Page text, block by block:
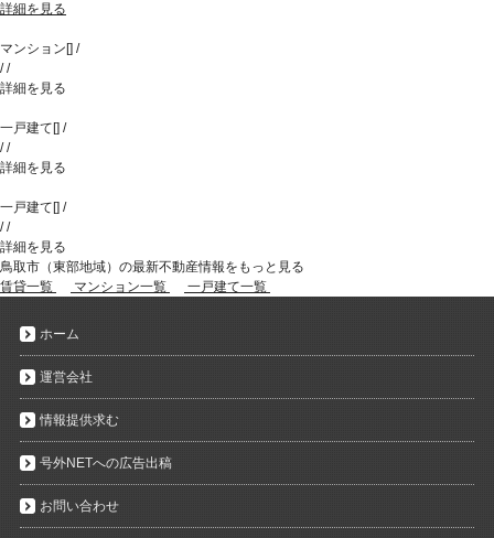
詳細を見る
マンション [] /
//
詳細を見る
一戸建て [] /
//
詳細を見る
一戸建て [] /
//
詳細を見る
鳥取市（東部地域）の最新不動産情報をもっと見る
賃貸一覧
マンション一覧 一戸建て一覧
ホーム
運営会社
情報提供求む
号外NETへの広告出稿
お問い合わせ